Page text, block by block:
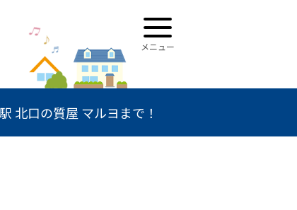
北口の質屋 マルヨまで！